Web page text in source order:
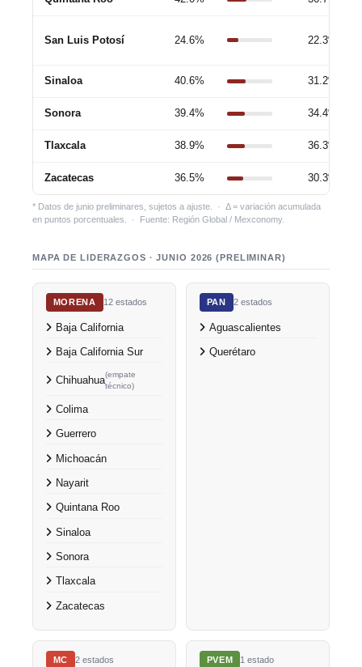
San Luis Potosí 24.6% 22.3%
Sinaloa 40.6% 31.2%
Sonora 39.4% 34.4%
Tlaxcala 38.9% 36.3%
Zacatecas 36.5% 30.3%
* Datos de junio preliminares, sujetos a ajuste. · Δ = variación acumulada
en puntos porcentuales. · Fuente: Región Global / Mexconomy.
MAPA DE LIDERAZGOS · JUNIO 2026 (PRELIMINAR)
MORENA 12 estados
Baja California
Baja California Sur
Chihuahua(empate
técnico)
Colima
Guerrero
Michoacán
Nayarit
Quintana Roo
Sinaloa
Sonora
Tlaxcala
Zacatecas
PAN 2 estados
Aguascalientes
Querétaro
MC 2 estados PVEM 1 estado